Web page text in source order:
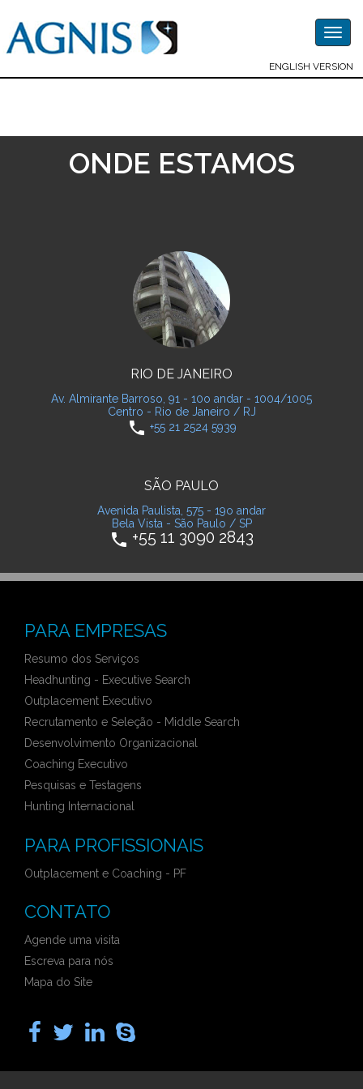
ENGLISH VERSION
ONDE ESTAMOS
RIO DE JANEIRO
Av. Almirante Barroso, 91 - 10o andar - 1004/1005
Centro - Rio de Janeiro / RJ
phone +55 21 2524 5939
SÃO PAULO
Avenida Paulista, 575 - 19o andar
Bela Vista - São Paulo / SP
phone +55 11 3090 2843
PARA EMPRESAS
Resumo dos Serviços
Headhunting - Executive Search
Outplacement Executivo
Recrutamento e Seleção - Middle Search
Desenvolvimento Organizacional
Coaching Executivo
Pesquisas e Testagens
Hunting Internacional
PARA PROFISSIONAIS
Outplacement e Coaching - PF
CONTATO
Agende uma visita
Escreva para nós
Mapa do Site